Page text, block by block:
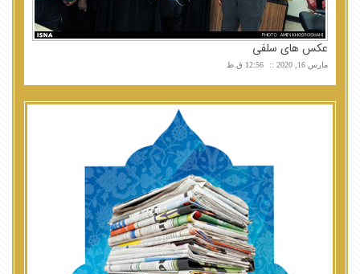
عکس های سلفی
مارس 16, 2020 12:56 ق.ظ